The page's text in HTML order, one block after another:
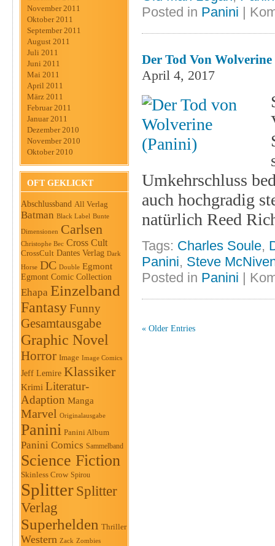
November 2011
Oktober 2011
September 2011
August 2011
Juli 2011
Juni 2011
Mai 2011
April 2011
März 2011
Februar 2011
Januar 2011
Dezember 2010
November 2010
Oktober 2010
OFT GEKLICKT
Abschlussband All Verlag
Batman Black Label Bunte
Dimensionen Carlsen
Christophe Bec Cross Cult
CrossCult Dantes Verlag Dark
Horse DC Double Egmont
Egmont Comic Collection
Ehapa Einzelband
FantasyFunny
Gesamtausgabe
Graphic Novel
Horror Image Image Comics
Jeff Lemire Klassiker
Krimi Literatur-
Adaption Manga
Marvel Originalausgabe
Panini Panini Album
Panini Comics Sammelband
Science Fiction
Skinless Crow Spirou
Splitter Splitter
Verlag
Superhelden Thriller
Western Zack Zombies
Posted in Panini |
Der Tod Von
April 4, 2017
Umkehrschluss
auch hochgradig
natürlich Reed
Tags: Charles Soule,
Panini, Steve
Posted in Panini |
« Older Entries